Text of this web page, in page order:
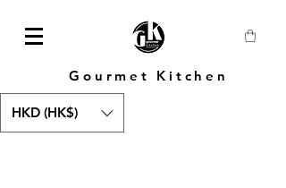
Gourmet Kitchen
HKD (HK$)